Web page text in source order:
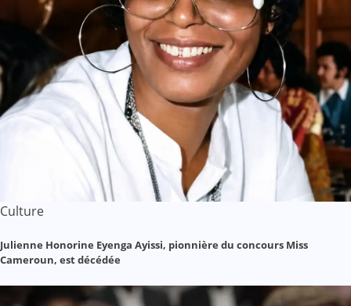
Culture
Julienne Honorine Eyenga Ayissi, pionnière du concours Miss
Cameroun, est décédée